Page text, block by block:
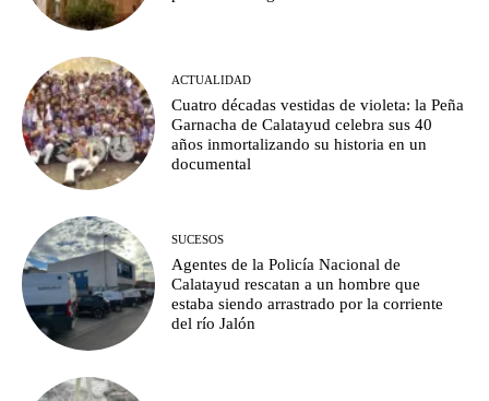
ACTUALIDAD
Cuatro décadas vestidas de violeta: la Peña
Garnacha de Calatayud celebra sus 40
años inmortalizando su historia en un
documental
SUCESOS
Agentes de la Policía Nacional de
Calatayud rescatan a un hombre que
estaba siendo arrastrado por la corriente
del río Jalón